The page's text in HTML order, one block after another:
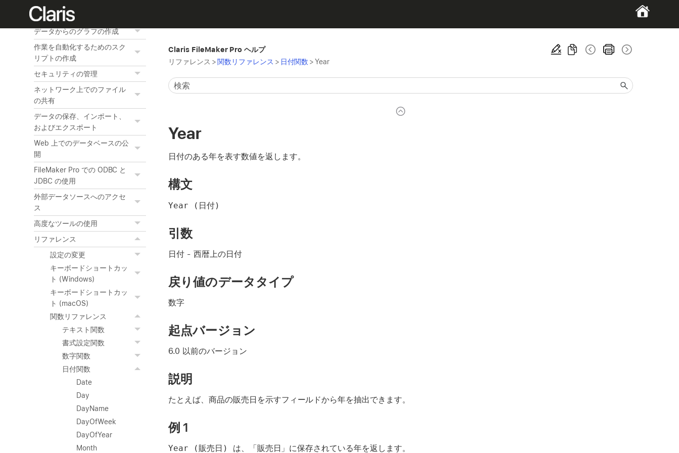
ート、およびレイアウト背景
の編集
データからのグラフの作成
作業を自動化するためのスク
リプトの作成
セキュリティの管理
ネットワーク上でのファイル
の共有
データの保存、インポート、
およびエクスポート
Web 上でのデータベースの公
開
FileMaker Pro での ODBC と
JDBC の使用
外部データソースへのアクセ
ス
高度なツールの使用
リファレンス
設定の変更
キーボードショートカッ
ト (Windows)
キーボードショートカッ
ト (macOS)
関数リファレンス
テキスト関数
書式設定関数
数字関数
日付関数
Date
Day
DayName
DayOfWeek
DayOfYear
Month
Claris FileMaker Pro ヘルプ
リファレンス >関数リファレンス > 日付関数 >Year
Year
日付のある年を表す数値を返します。
構文
Year (日付)
引数
日付 - 西暦上の日付
戻り値のデータタイプ
数字
起点バージョン
6.0 以前のバージョン
説明
たとえば、商品の販売日を示すフィールドから年を抽出できます。
例 1
Year (販売日) は、「販売日」に保存されている年を返します。